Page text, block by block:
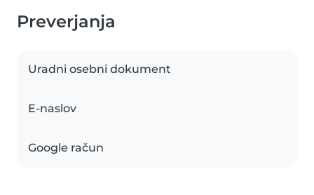
Preverjanja
Uradni osebni dokument
E-naslov
Google račun